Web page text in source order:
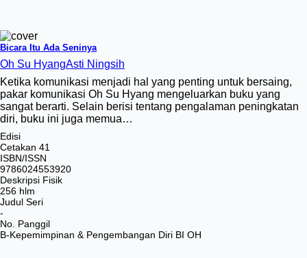
Bicara Itu Ada Seninya
Oh Su HyangAsti Ningsih
Ketika komunikasi menjadi hal yang penting untuk bersaing,
pakar komunikasi Oh Su Hyang mengeluarkan buku yang
sangat berarti. Selain berisi tentang pengalaman peningkatan
diri, buku ini juga memua…
Edisi
Cetakan 41
ISBN/ISSN
9786024553920
Deskripsi Fisik
256 hlm
Judul Seri
-
No. Panggil
B-Kepemimpinan & Pengembangan Diri BI OH